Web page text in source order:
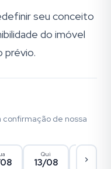
seu conceito
do imóvel
prévio.
confirmação de nossa
Qui
13/08 14/08